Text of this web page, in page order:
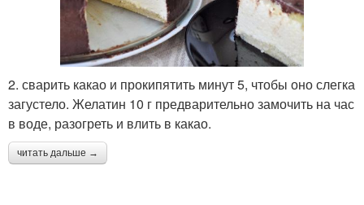
2. сварить какао и прокипятить минут 5, чтобы оно слегка
загустело. Желатин 10 г предварительно замочить на час
в воде, разогреть и влить в какао.
читать дальше →